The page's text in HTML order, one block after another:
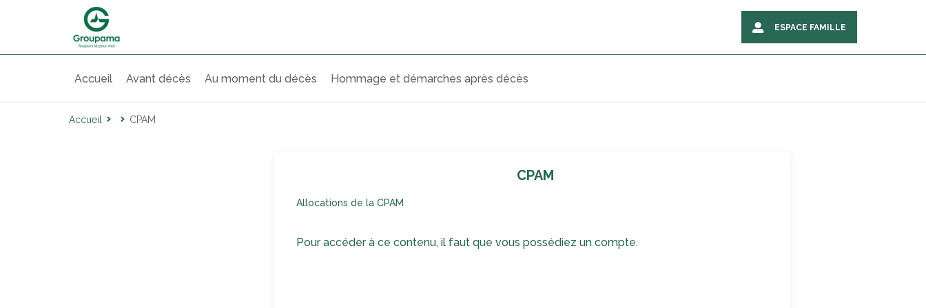
ESPACE FAMILLE
Accueil Avant décès Au moment du décès Hommage et démarches après décès
Accueil CPAM
CPAM
Allocations de la CPAM
Pour accéder à ce contenu, il faut que vous possédiez un compte.